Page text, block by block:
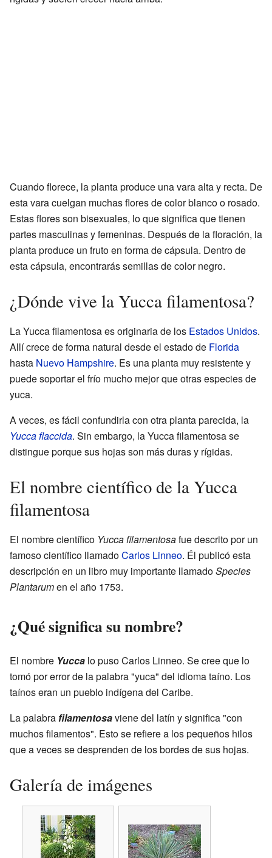
Cuando florece, la planta produce una vara alta y recta. De
esta vara cuelgan muchas flores de color blanco o rosado.
Estas flores son bisexuales, lo que significa que tienen
partes masculinas y femeninas. Después de la floración, la
planta produce un fruto en forma de cápsula. Dentro de
esta cápsula, encontrarás semillas de color negro.
¿Dónde vive la Yucca filamentosa?
La Yucca filamentosa es originaria de los Estados Unidos.
Allí crece de forma natural desde el estado de Florida
hasta Nuevo Hampshire. Es una planta muy resistente y
puede soportar el frío mucho mejor que otras especies de
yuca.
A veces, es fácil confundirla con otra planta parecida, la
Yucca flaccida. Sin embargo, la Yucca filamentosa se
distingue porque sus hojas son más duras y rígidas.
El nombre científico de la Yucca
filamentosa
El nombre científico Yucca filamentosafue descrito por un
famoso científico llamadoCarlos Linneo. Él publicó esta
descripción en un libro muy importante llamadoSpecies
Plantarumen el año 1753.
¿Qué significa su nombre?
El nombre Yucca lo puso Carlos Linneo. Se cree que lo
tomó por error de la palabra "yuca" del idioma taíno. Los
taínos eran un pueblo indígena del Caribe.
La palabra filamentosaviene del latín y significa "con
muchos filamentos". Esto se refiere a los pequeños hilos
que a veces se desprenden de los bordes de sus hojas.
Galería de imágenes